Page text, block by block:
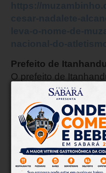
Prefeito de
O prefeito de
Gerais, Paulo
indiciado pela Polícia
perseguição. A
de comunicações
Público, A partir daí
Freitas, solicitou a
Câmara Municipal